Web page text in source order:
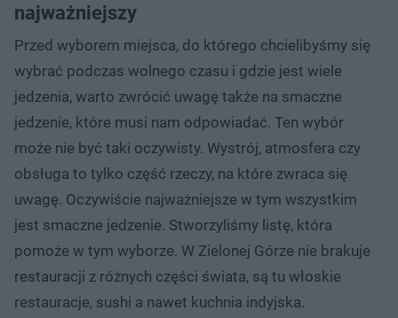
najważniejszy
Przed wyborem miejsca, do którego chcielibyśmy się
wybrać podczas wolnego czasu i gdzie jest wiele
jedzenia, warto zwrócić uwagę także na smaczne
jedzenie, które musi nam odpowiadać. Ten wybór
może nie być taki oczywisty. Wystrój, atmosfera czy
obsługa to tylko część rzeczy, na które zwraca się
uwagę. Oczywiście najważniejsze w tym wszystkim
jest smaczne jedzenie. Stworzyliśmy listę, która
pomoże w tym wyborze. W Zielonej Górze nie brakuje
restauracji z różnych części świata, są tu włoskie
restauracje, sushi a nawet kuchnia indyjska.